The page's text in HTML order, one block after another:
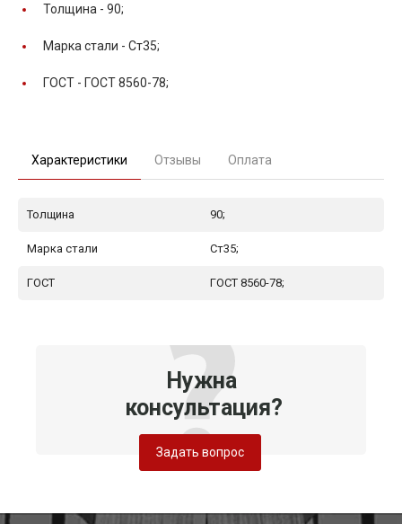
Толщина - 90;
Марка стали - Ст35;
ГОСТ - ГОСТ 8560-78;
Характеристики Отзывы Оплата
Толщина 90;
Марка стали Ст35;
ГОСТ ГОСТ 8560-78;
Нужна
консультация?
Задать вопрос